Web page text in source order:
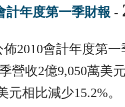
計年度第一季財報 -
2010會計年度第
營收2億9,050萬美
元相比減少15.2%。